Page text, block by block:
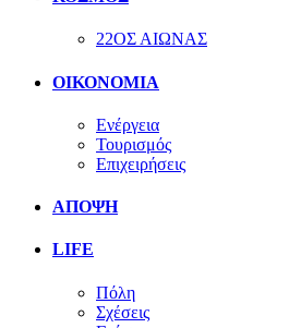
22ΟΣ ΑΙΩΝΑΣ
ΟΙΚΟΝΟΜΙΑ
Ενέργεια
Τουρισμός
Επιχειρήσεις
ΑΠΟΨΗ
LIFE
Πόλη
Σχέσεις